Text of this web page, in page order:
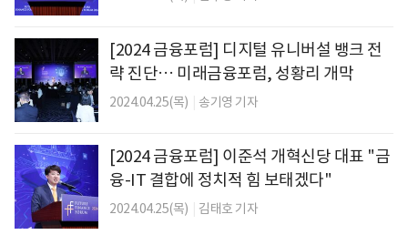
[2024 금융포럼] 디지털 유니버설 뱅크 전
략 진단… 미래금융포럼, 성황리 개막
2024.04.25(목) 송기영 기자
[2024 금융포럼] 이준석 개혁신당 대표 "금
융-IT 결합에 정치적 힘 보태겠다"
2024.04.25(목) 김태호 기자